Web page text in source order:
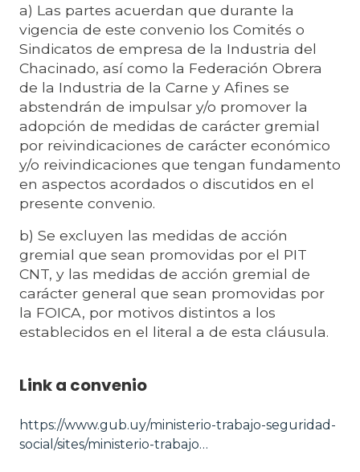
a) Las partes acuerdan que durante la
vigencia de este convenio los Comités o
Sindicatos de empresa de la Industria del
Chacinado, así como la Federación Obrera
de la Industria de la Carne y Afines se
abstendrán de impulsar y/o promover la
adopción de medidas de carácter gremial
por reivindicaciones de carácter económico
y/o reivindicaciones que tengan fundamento
en aspectos acordados o discutidos en el
presente convenio.
b) Se excluyen las medidas de acción
gremial que sean promovidas por el PIT
CNT, y las medidas de acción gremial de
carácter general que sean promovidas por
la FOICA, por motivos distintos a los
establecidos en el literal a de esta cláusula.
Link a convenio
https://www.gub.uy/ministerio-trabajo-seguridad-
social/sites/ministerio-trabajo…